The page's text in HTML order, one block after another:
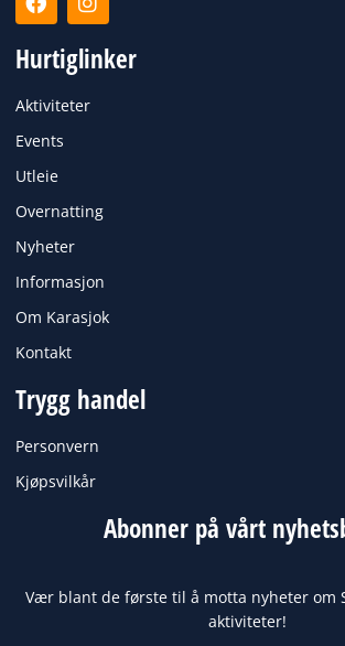
a
e
b
o
o
k
n
t
a
g
r
Hurtiglinker
Aktiviteter
Events
Utleie
Overnatting
Nyheter
Informasjon
Om Karasjok
Kontakt
Trygg handel
Personvern
Kjøpsvilkår
Abonner på vårt
Vær blant de første til å motta nyheter om
aktiviteter!